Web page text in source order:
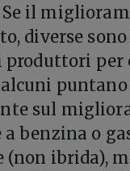
Se il
diverse
produttori per
puntano
sul
benzina o
(non ibrida),